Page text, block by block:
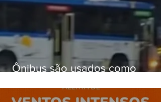
Ônibus são usados como
Gardênia Azul